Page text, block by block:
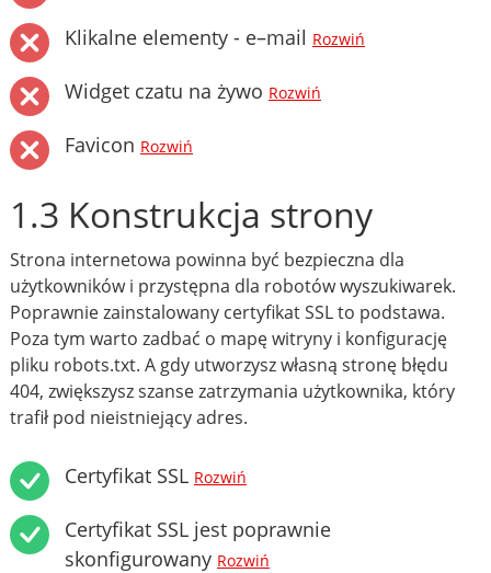
Klikalne elementy - e–mail Rozwiń
Widget czatu na żywo Rozwiń
Favicon Rozwiń
1.3 Konstrukcja strony
Strona internetowa powinna być bezpieczna dla
użytkowników i przystępna dla robotów wyszukiwarek.
Poprawnie zainstalowany certyfikat SSL to podstawa.
Poza tym warto zadbać o mapę witryny i konfigurację
pliku robots.txt. A gdy utworzysz własną stronę błędu
404, zwiększysz szanse zatrzymania użytkownika, który
trafił pod nieistniejący adres.
Certyfikat SSL Rozwiń
Certyfikat SSL jest poprawnie
skonfigurowany Rozwiń